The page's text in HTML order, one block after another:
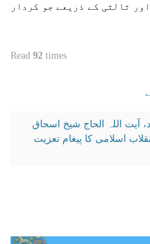
ثالثی کے ذریعے جو کردار
Read 92 times
آیت اللہ الحاج شیخ اسحاق
اسلامی کا پیغام تعزیت